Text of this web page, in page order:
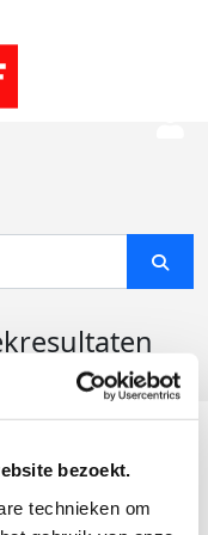
bezoekt.
technieken om